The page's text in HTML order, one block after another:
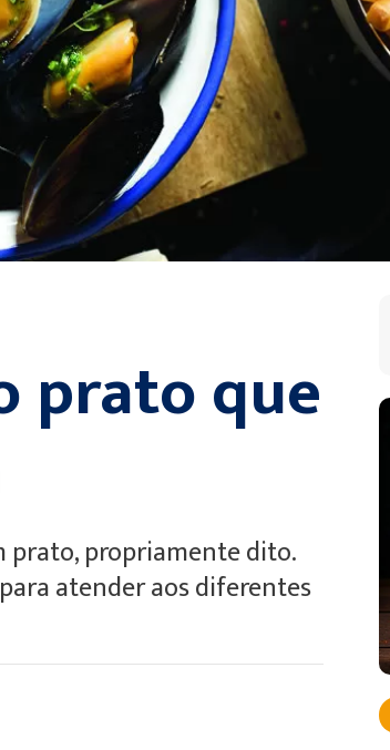
prato que
prato, propriamente dito.
atender aos diferentes